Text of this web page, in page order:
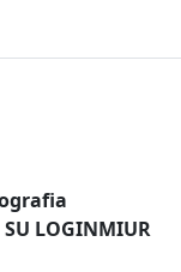
SU LOGINMIUR